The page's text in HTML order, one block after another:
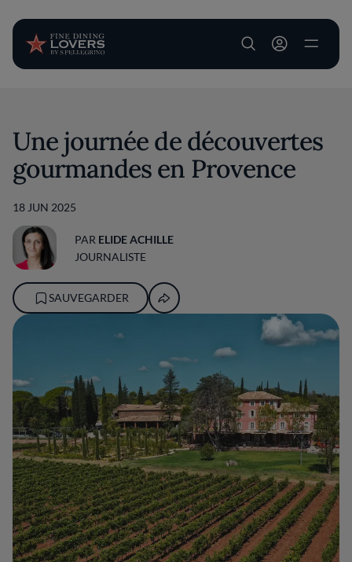
User account
Une journée de découvertes
gourmandes en Provence
18 JUN 2025
PAR ELIDE ACHILLE
JOURNALISTE
SAUVEGARDER